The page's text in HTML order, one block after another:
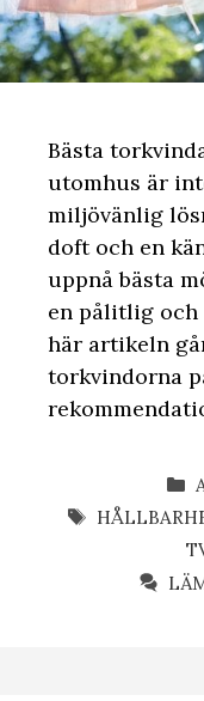
Bästa
utomhus är
miljövänlig
doft och en
uppnå bästa
en pålitlig och
här artikeln
torkvindorna
ETIKETTER